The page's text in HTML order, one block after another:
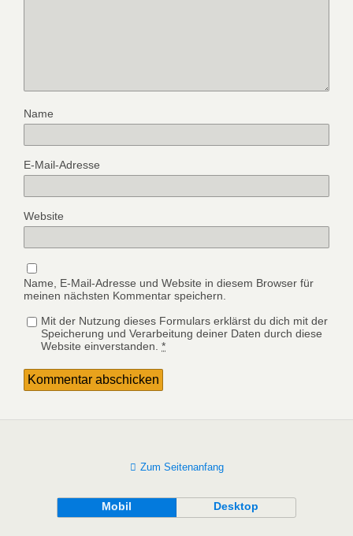
Name
E-Mail-Adresse
Website
Name, E-Mail-Adresse und Website in diesem Browser für
meinen nächsten Kommentar speichern.
Mit der Nutzung dieses Formulars erklärst du dich mit der
Speicherung und Verarbeitung deiner Daten durch diese
Website einverstanden. *
Zum Seitenanfang
Mobil Desktop